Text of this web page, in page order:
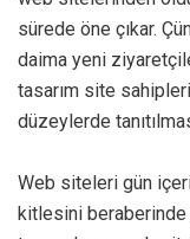
sürede öne çıkar.
daima yeni
tasarım site
düzeylerde
Web siteleri gün
kitlesini beraberinde